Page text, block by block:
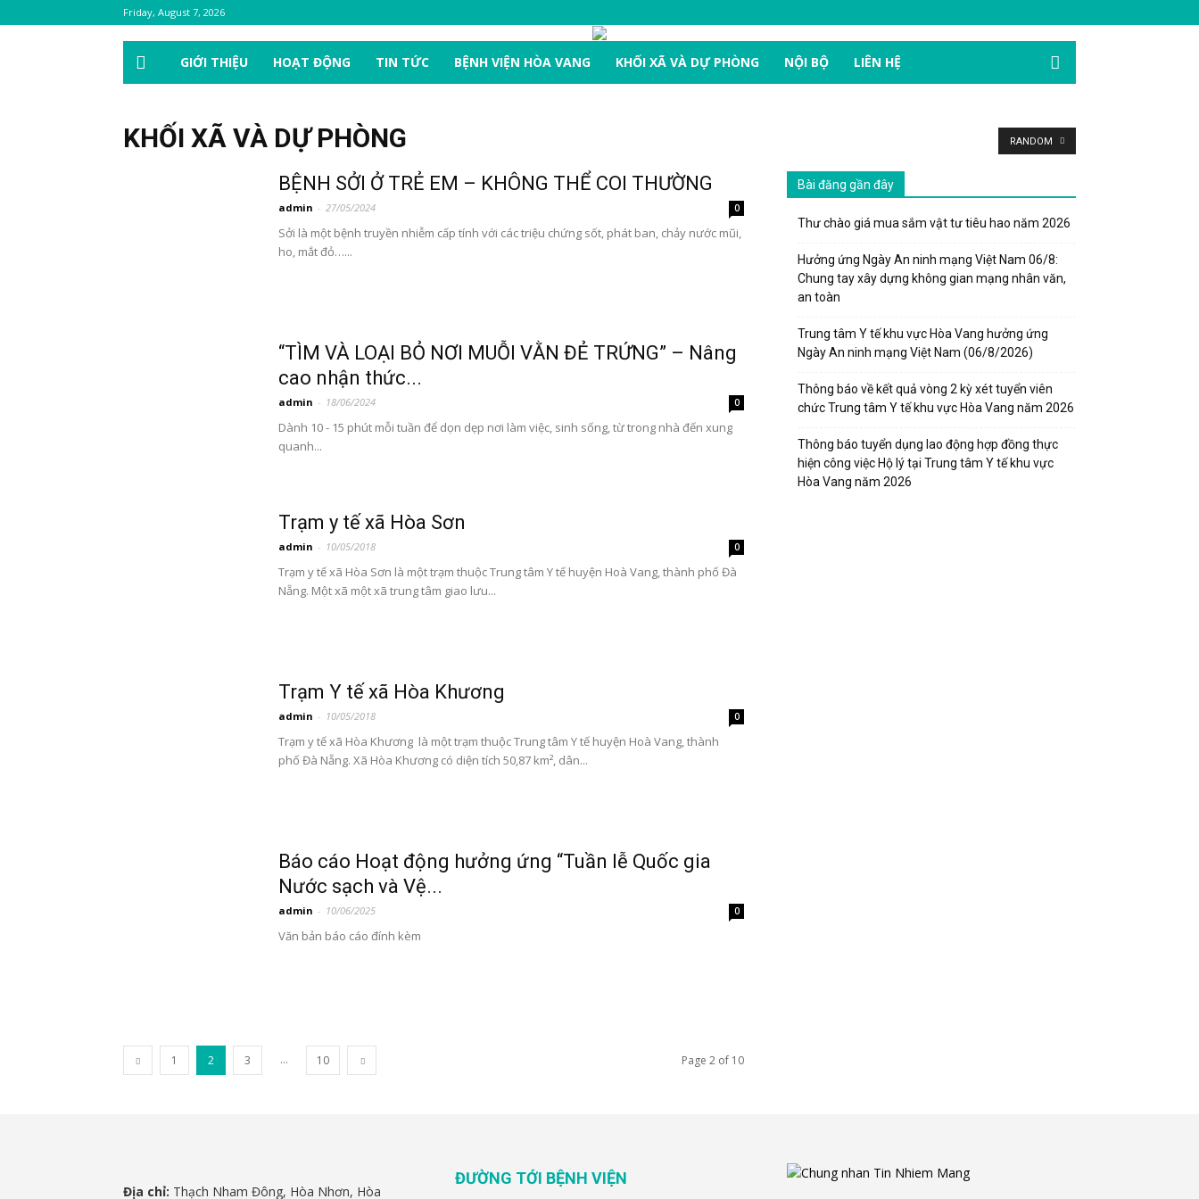
Friday, August 7, 2026
GIỚI THIỆU HOẠT ĐỘNG TIN TỨC BỆNH VIỆN HÒA VANG KHỐI XÃ VÀ DỰ PHÒNG NỘI BỘ LIÊN HỆ
KHỐI XÃ VÀ DỰ PHÒNG RANDOM
BỆNH SỞI Ở TRẺ EM – KHÔNG THỂ COI THƯỜNG
admin - 27/05/2024 0
Sởi là một bệnh truyền nhiễm cấp tính với các triệu chứng sốt, phát ban, chảy nước mũi,
ho, mắt đỏ…...
“TÌM VÀ LOẠI BỎ NƠI MUỖI VẰN ĐẺ TRỨNG” – Nâng
cao nhận thức...
admin - 18/06/2024 0
Dành 10 - 15 phút mỗi tuần để dọn dẹp nơi làm việc, sinh sống, từ trong nhà đến xung
quanh...
Trạm y tế xã Hòa Sơn
admin - 10/05/2018 0
Trạm y tế xã Hòa Sơn là một trạm thuộc Trung tâm Y tế huyện Hoà Vang, thành phố Đà
Nẵng. Một xã một xã trung tâm giao lưu...
Trạm Y tế xã Hòa Khương
admin - 10/05/2018 0
Trạm y tế xã Hòa Khương là một trạm thuộc Trung tâm Y tế huyện Hoà Vang, thành
phố Đà Nẵng. Xã Hòa Khương có diện tích 50,87 km², dân...
Báo cáo Hoạt động hưởng ứng “Tuần lễ Quốc gia
Nước sạch và Vệ...
admin - 10/06/2025 0
Văn bản báo cáo đính kèm
1 2 3 ... 10 Page 2 of 10
Bài đăng gần đây
Thư chào giá mua sắm vật tư tiêu hao năm 2026
Hưởng ứng Ngày An ninh mạng Việt Nam 06/8:
Chung tay xây dựng không gian mạng nhân văn,
an toàn
Trung tâm Y tế khu vực Hòa Vang hưởng ứng
Ngày An ninh mạng Việt Nam (06/8/2026)
Thông báo về kết quả vòng 2 kỳ xét tuyển viên
chức Trung tâm Y tế khu vực Hòa Vang năm 2026
Thông báo tuyển dụng lao động hợp đồng thực
hiện công việc Hộ lý tại Trung tâm Y tế khu vực
Hòa Vang năm 2026
Địa chỉ: Thạch Nham Đông, Hòa Nhơn, Hòa
ĐƯỜNG TỚI BỆNH VIỆN